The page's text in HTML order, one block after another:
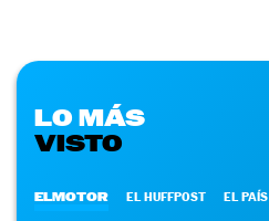
LO MÁS
VISTO
ELMOTOR EL HUFFPOST EL PAÍS